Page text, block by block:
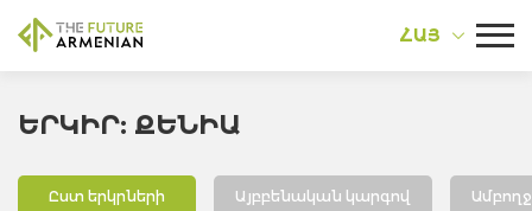
ՀԱՅ
ԵՐԿԻՐ: ՔԵՆԻԱ
Ըստ երկրների Այբբենական կարգով